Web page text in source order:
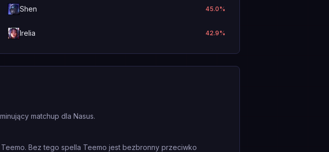
Shen 45.0%
Irelia 42.9%
matchup dla Nasus.
Bez tego spella Teemo jest bezbronny przeciwko